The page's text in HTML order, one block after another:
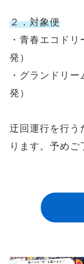
２．対象便
・青春エコド
発）
・グランドリ
発）
迂回運行を行う
ります。予めご